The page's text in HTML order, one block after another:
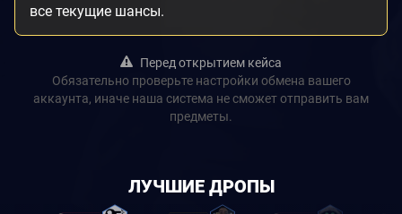
все текущие шансы.
Перед открытием кейса
Обязательно проверьте настройки обмена вашего
аккаунта, иначе наша система не сможет отправить вам
предметы.
ЛУЧШИЕ ДРОПЫ